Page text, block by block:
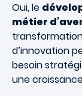
Oui, le
métier
d’innovation
besoin
une